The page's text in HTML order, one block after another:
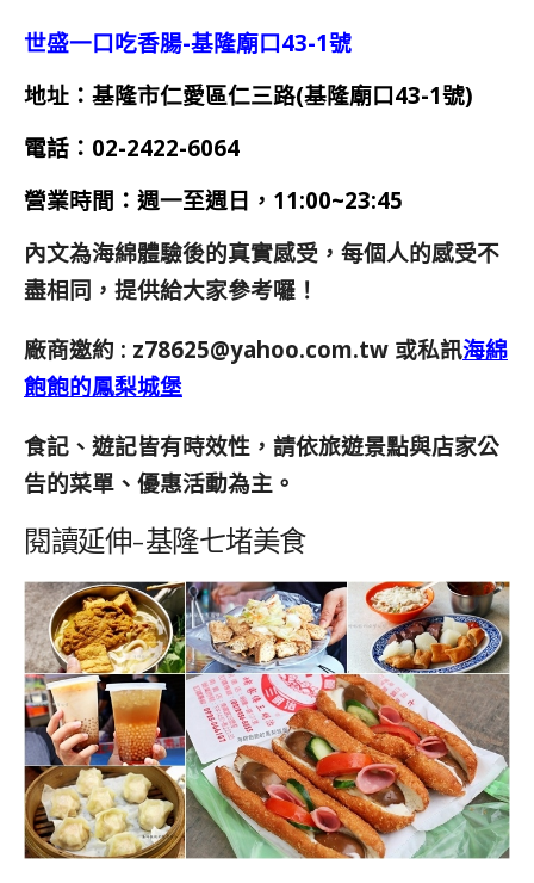
世盛一口吃香腸-基隆廟口43-1號
地址：基隆市仁愛區仁三路(基隆廟口43-1號)
電話： 02-2422-6064
營業時間： 週一至週日，11:00~23:45
內文為海綿體驗後的真實感受，每個人的感受不
盡相同，提供給大家參考囉！
廠商邀約 : z78625@yahoo.com.tw 或私訊海綿
飽飽的鳳梨城堡
食記、遊記皆有時效性，請依旅遊景點與店家公
告的菜單、優惠活動為主。
閱讀延伸-基隆七堵美食